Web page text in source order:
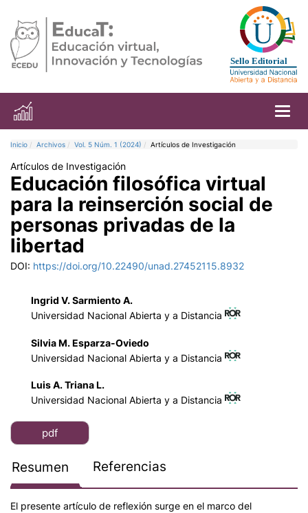
Inicio Archivos Vol. 5 Núm. 1 (2024) Artículos de Investigación
Artículos de Investigación
Educación filosófica virtual
para la reinserción social de
personas privadas de la
libertad
DOI: https://doi.org/10.22490/unad.27452115.8932
Ingrid V. Sarmiento A.
Universidad Nacional Abierta y a Distancia
Silvia M. Esparza-Oviedo
Universidad Nacional Abierta y a Distancia
Luis A. Triana L.
Universidad Nacional Abierta y a Distancia
pdf
Resumen Referencias
El presente artículo de reflexión surge en el marco del